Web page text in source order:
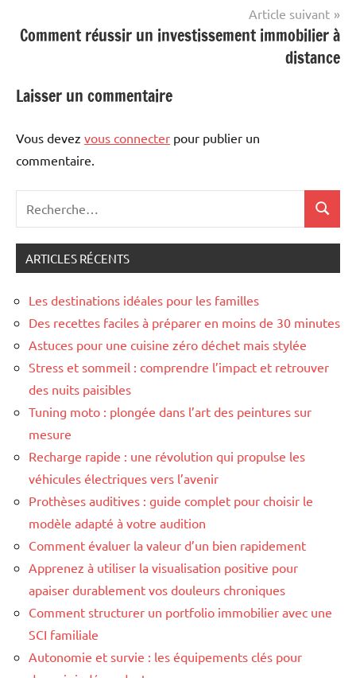
Article suivant
Comment réussir un investissement immobilier à
distance
Laisser un commentaire
Vous devez vous connecter pour publier un
commentaire.
:
ARTICLES RÉCENTS
Les destinations idéales pour les familles
Des recettes faciles à préparer en moins de 30 minutes
Astuces pour une cuisine zéro déchet mais stylée
Stress et sommeil : comprendre l’impact et retrouver
des nuits paisibles
Tuning moto : plongée dans l’art des peintures sur
mesure
Recharge rapide : une révolution qui propulse les
véhicules électriques vers l’avenir
Prothèses auditives : guide complet pour choisir le
modèle adapté à votre audition
Comment évaluer la valeur d’un bien rapidement
Apprenez à utiliser la visualisation positive pour
apaiser durablement vos douleurs chroniques
Comment structurer un portfolio immobilier avec une
SCI familiale
Autonomie et survie : les équipements clés pour